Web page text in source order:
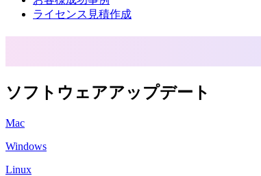
ライセンス見積作成
ソフトウェアアップデート
Mac
Windows
Linux